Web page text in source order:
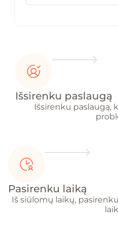
Išsirenku paslaugą
Išsirenku paslaugą,
Pasirenku laiką
Iš siūlomų laikų,